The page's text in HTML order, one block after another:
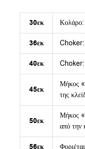
30εκ Κολάρο:
36εκ Choker:
40εκ Choker:
45εκ
Μήκος
της
50εκ
Μήκος
από την
56εκ